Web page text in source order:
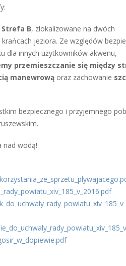
Strefa B, zlokalizowane na dwóch
krańcach jeziora. Ze względów
dla innych użytkowników akwenu,
przemieszczanie się między
manewrową oraz zachowanie
bezpiecznego i przyjemnego
nad wodą!